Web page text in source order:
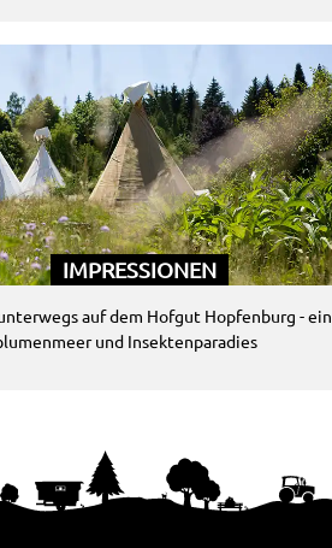
IMPRESSIONEN
auf dem Hofgut Hopfenburg - ein
und Insektenparadies